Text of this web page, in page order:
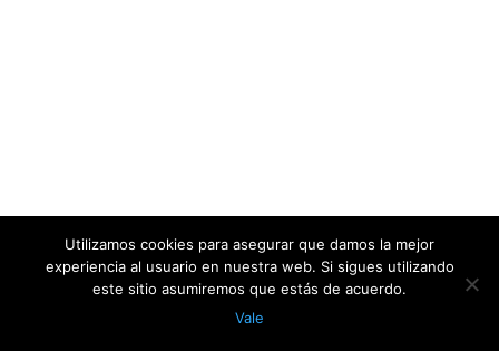
Utilizamos cookies para asegurar que damos la mejor
experiencia al usuario en nuestra web. Si sigues utilizando
este sitio asumiremos que estás de acuerdo.
Vale